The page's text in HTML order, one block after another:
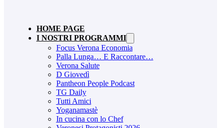
HOME PAGE
I NOSTRI PROGRAMMI
Focus Verona Economia
Palla Lunga… E Raccontare…
Verona Salute
D Giovedì
Pantheon People Podcast
TG Daily
Tutti Amici
Yoganamastè
In cucina con lo Chef